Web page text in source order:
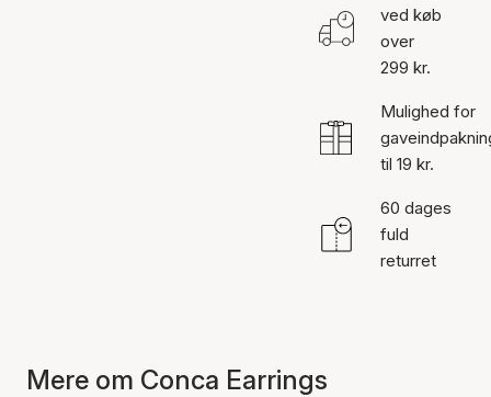
ved køb
over
299 kr.
Mulighed for
til 19 kr.
60 dages
fuld
returret
Mere om Conca Earrings